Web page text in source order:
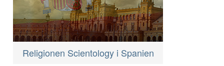
Religionen Scientology i Spanien